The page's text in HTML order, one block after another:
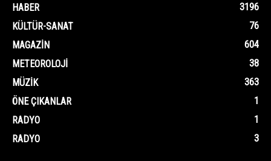
HABER
3196
KÜLTÜR-SANAT
76
MAGAZIN
604
METEOROLOJI
38
MÜZIK
363
ÖNE ÇIKANLAR
1
RADYO
1
RADYO
3